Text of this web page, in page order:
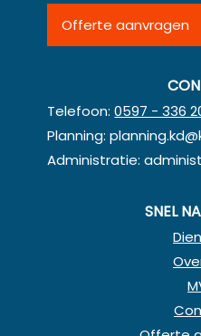
Offerte aanvragen
Telefoon:0597 - 336
Planning:
Administratie:
SNEL